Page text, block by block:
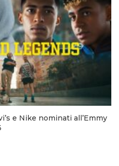
e Nike nominati all’Emmy